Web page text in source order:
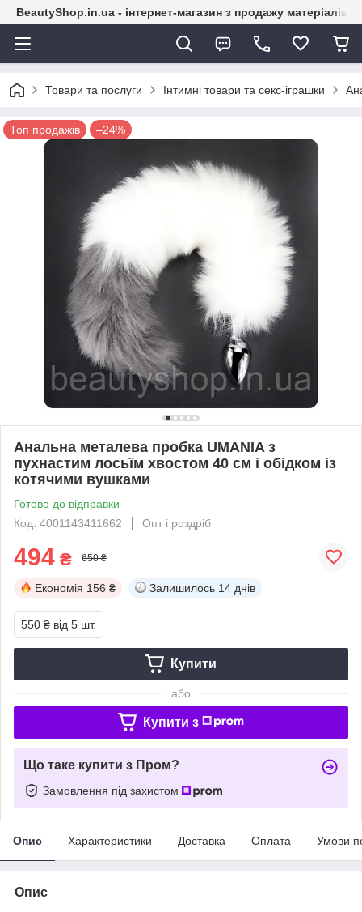
BeautyShop.in.ua - інтернет-магазин з продажу матеріалів
Товари та послуги Інтимні товари та секс-іграшки
Топ продажів –24%
Анальна металева пробка UMANIA з
пухнастим лосьїм хвостом 40 см і обідком із
котячими вушками
Готово до відправки
Код: 4001143411662
Опт і роздріб
494 ₴ 650 ₴
Економія 156 ₴ Залишилось 14 днів
550 ₴ від 5 шт.
Купити
або
Купити з
Що таке купити з Пром?
Замовлення під захистом
Опис Характеристики Доставка Оплата Умови
Опис